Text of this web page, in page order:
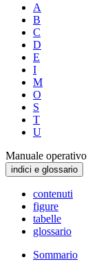
A
B
C
D
E
I
M
O
S
T
U
Manuale
indici e glossario
contenuti
figure
tabelle
glossario
Sommario